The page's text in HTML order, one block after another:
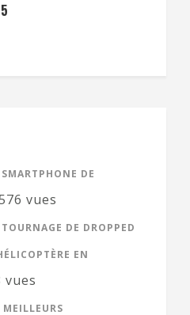
DE
vues
DE DROPPED
EN
vues